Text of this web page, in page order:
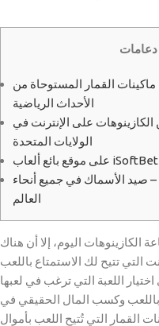
دعامات
القمار المستوحاة من
الأحداث الرياضية
الكازينوهات على الإنترنت في
الولايات المتحدة
على موقع بائع ألعاب iSoftBet
– صيد الأسماك في جميع أنحاء
العالم
اليوم، إلا أن هناك
التي تتيح لك الاستمتاع باللعب
اللعبة التي ترغب في لعبها
وكسب المال الحقيقي في
القمار التي تُتيح اللعب بأموال